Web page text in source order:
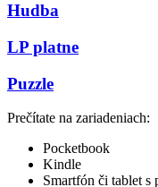
Hudba
LP platne
Puzzle
Prečítate na zariadeniach:
Pocketbook
Kindle
Smartfón či tablet s